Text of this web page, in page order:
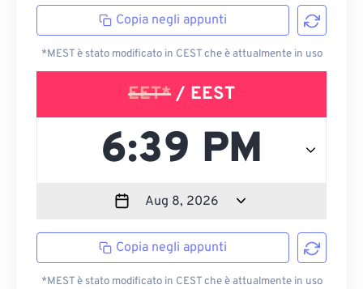
Copia negli appunti
*MEST è stato modificato in CEST che è attualmente in uso
EET* / EEST
Copia negli appunti
*MEST è stato modificato in CEST che è attualmente in uso